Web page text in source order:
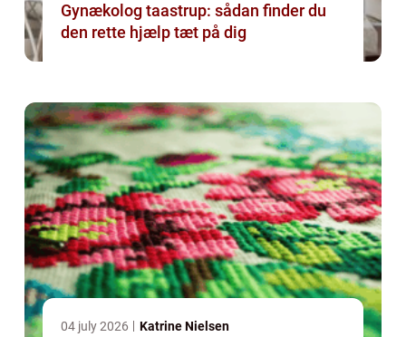
Gynækolog taastrup: sådan finder du
den rette hjælp tæt på dig
04 july 2026 Katrine Nielsen